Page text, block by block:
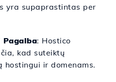
yra supaprastintas per
Pagalba: Hostico
kad suteiktų
hostingui ir domenams.